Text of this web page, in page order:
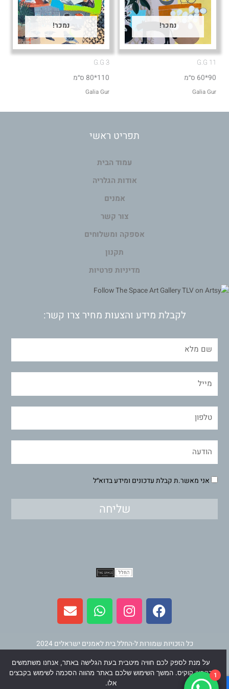
נמכר!
G.G 11
90*60 ס״מ
Galia Gur
נמכר!
G.G 3
110*80 ס״מ
Galia Gur
תפריט ראשי
עמוד הבית
אודות הגלריה
אמנים
צור קשר
אספקה ומשלוחים
תקנון
מדיניות פרטיות
לקבלת מידע והצעות מחיר צרו קשר:
אני מאשר.ת קבלת עדכונים ומידע בדוא״ל
שליחה
F
a
c
b
o
o
I
n
s
a
g
r
W
h
a
s
a
p
E
n
v
l
o
p
כל הזכויות שמורות ל-החלל בית לאמנים ישראלים 2024
תחזוקה ופיתוחוינר מדיה
1
על מנת לספק לכם חוויה מיטבית בעת הגלישה באתר, אנחנו משתמשים
בקבצי קוקיס. המשך השימוש שלכם באתר מהווה הסכמה לשימוש בקבצים
אלו.